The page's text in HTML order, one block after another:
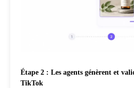
Étape 2 : Les agents génèrent et
TikTok